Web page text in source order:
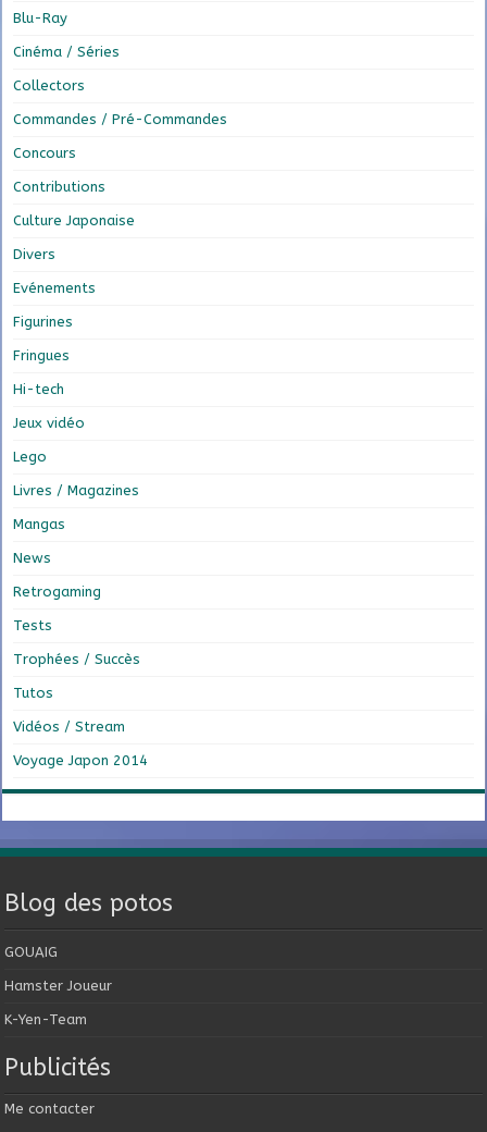
Blu-Ray
Cinéma / Séries
Collectors
Commandes / Pré-Commandes
Concours
Contributions
Culture Japonaise
Divers
Evénements
Figurines
Fringues
Hi-tech
Jeux vidéo
Lego
Livres / Magazines
Mangas
News
Retrogaming
Tests
Trophées / Succès
Tutos
Vidéos / Stream
Voyage Japon 2014
Blog des potos
GOUAIG
Hamster Joueur
K-Yen-Team
Publicités
Me contacter